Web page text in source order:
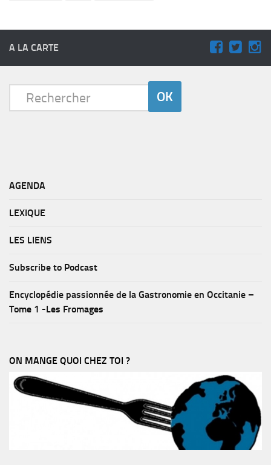
A LA CARTE
AGENDA
LEXIQUE
LES LIENS
Subscribe to Podcast
Encyclopédie passionnée de la Gastronomie en Occitanie –
Tome 1 -Les Fromages
ON MANGE QUOI CHEZ TOI ?